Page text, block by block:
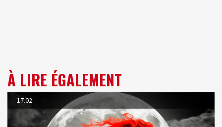
À LIRE ÉGALEMENT
17.02